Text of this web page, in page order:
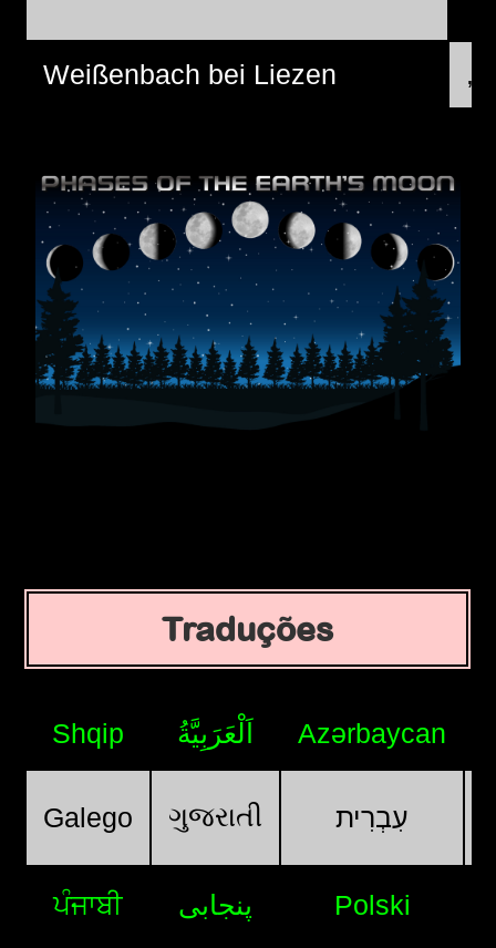
Weißenbach bei Liezen ,
Traduções
Shqip اَلْعَرَبِيَّةُ Azərbaycan
Galego ગુજરાતી עִבְרִית
ਪੰਜਾਬੀ پنجابی Polski